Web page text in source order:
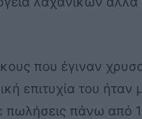
που έγιναν
επιτυχία του ήταν
πωλήσεις πάνω από